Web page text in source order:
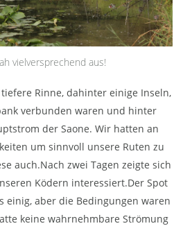
vielversprechend aus!
Rinne, dahinter einige Inseln,
verbunden waren und hinter
der Saone. Wir hatten an
um sinnvoll unsere Ruten zu
auch.Nach zwei Tagen zeigte sich
Ködern interessiert.Der Spot
einig, aber die Bedingungen waren
keine wahrnehmbare Strömung